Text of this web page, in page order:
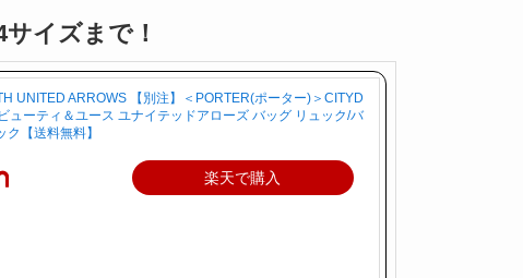
イズまで！
UNITED ARROWS 【別注】＜PORTER(ポーター)＞CITYD
ューティ＆ユース ユナイテッドアローズ バッグ リュック/バ
ク【送料無料】
楽天で購入